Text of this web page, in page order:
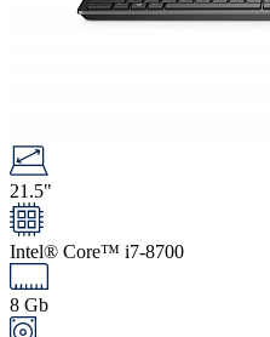
21.5"
Intel® Core™ i7-8700
8 Gb